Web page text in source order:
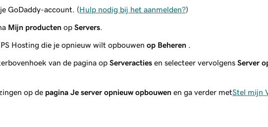
GoDaddy-account. (Hulp nodig bij het aanmelden?)
Mijn producten op Servers
Hosting die je opnieuw wilt opbouwen op Beheren
van de pagina op Serveracties en selecteer vervolgens Server
op de pagina Je server opnieuw opbouwen en ga verder metStel mijn